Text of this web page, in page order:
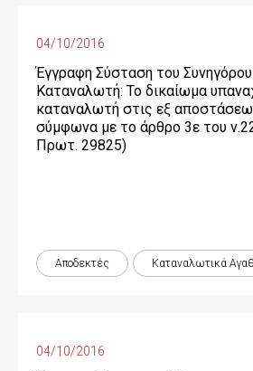
04/10/2016
Έγγραφη Σύσταση του
Καταναλωτή: Το δικαίωμα
καταναλωτή στις εξ
σύμφωνα με το άρθρο 3ε του
Πρωτ. 29825)
Αποδεκτές Καταναλωτικά
04/10/2016